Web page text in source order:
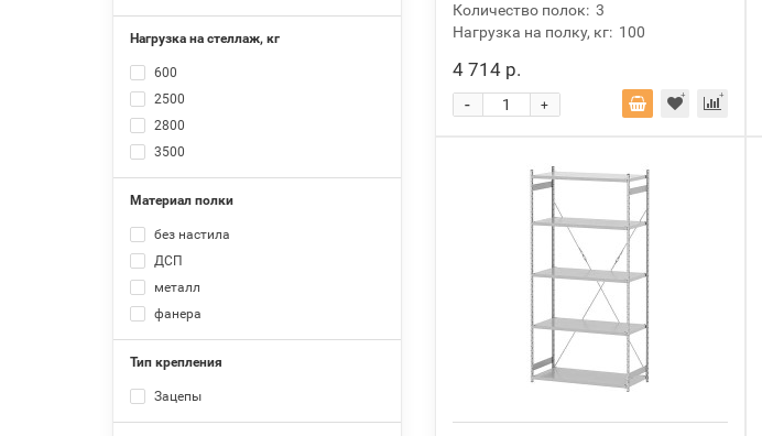
300
330
350
370
400
410
450
Нагрузка на стеллаж, кг
600
2500
2800
3500
Материал полки
без настила
ДСП
металл
фанера
Тип крепления
Зацепы
Количество полок: 3
Нагрузка на полку, кг: 100
4 714 р.
+
-